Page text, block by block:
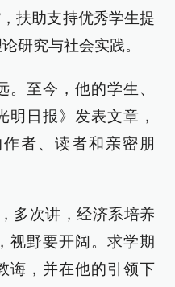
扶助支持优秀学生提
研究与社会实践。
。至今，他的学生、
明日报》发表文章，
者、读者和亲密朋
多次讲，经济系培养
视野要开阔。求学期
诲，并在他的引领下